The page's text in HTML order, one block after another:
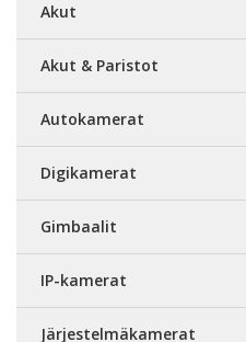
Akut
Akut & Paristot
Autokamerat
Digikamerat
Gimbaalit
IP-kamerat
Järjestelmäkamerat